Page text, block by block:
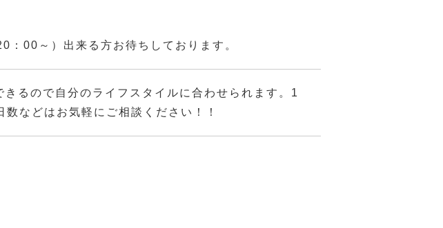
00～）出来る方お待ちしております。
るので自分のライフスタイルに合わせられます。1
などはお気軽にご相談ください！！